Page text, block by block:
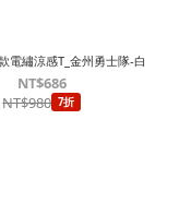
電繡涼感T_金州勇士隊-白
NT$686
NT$980 7折